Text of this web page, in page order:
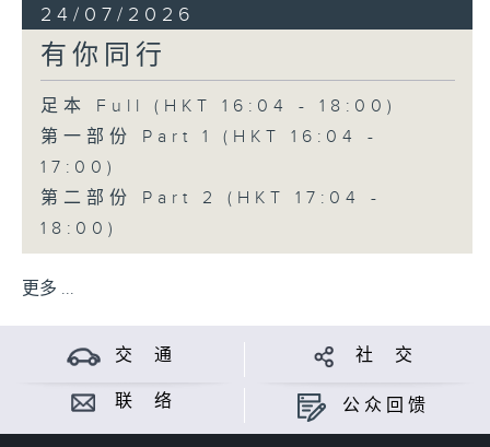
24/07/2026
有你同行
足本 Full (HKT 16:04 - 18:00)
第一部份 Part 1 (HKT 16:04 -
17:00)
第二部份 Part 2 (HKT 17:04 -
18:00)
更多 ...
交 通 社 交
联 络 公众回馈